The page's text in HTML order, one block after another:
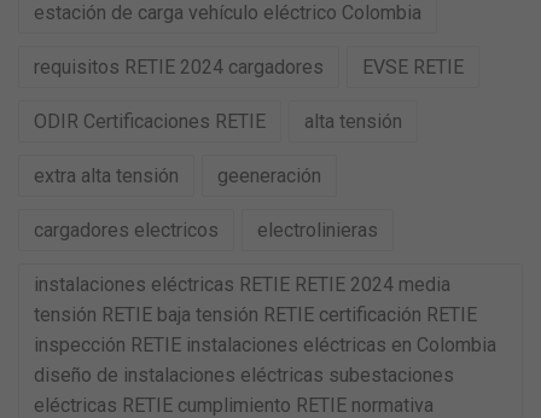
estación de carga vehículo eléctrico Colombia
requisitos RETIE 2024 cargadores EVSE RETIE
ODIR Certificaciones RETIE alta tensión
extra alta tensión geeneración
cargadores electricos electrolinieras
instalaciones eléctricas RETIE RETIE 2024 media
tensión RETIE baja tensión RETIE certificación RETIE
inspección RETIE instalaciones eléctricas en Colombia
diseño de instalaciones eléctricas subestaciones
eléctricas RETIE cumplimiento RETIE normativa